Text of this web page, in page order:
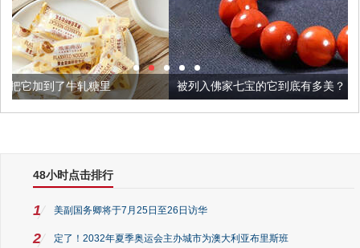
被列入佛家七宝的它到底有多美？
48小时点击排行
1 美副国务卿将于7月25日至26日访华
2 定了！2032年夏季奥运会主办城市为澳大利亚布里斯班